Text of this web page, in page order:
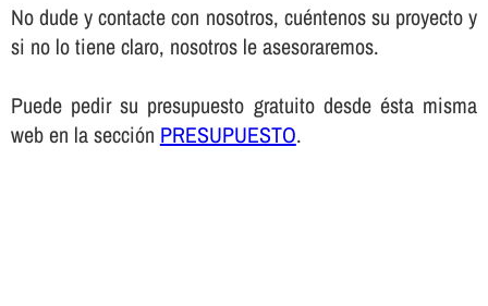
No dude y contacte con nosotros, cuéntenos su proyecto y
si no lo tiene claro, nosotros le asesoraremos.
Puede pedir su presupuesto gratuito desde ésta misma
web en la sección PRESUPUESTO.